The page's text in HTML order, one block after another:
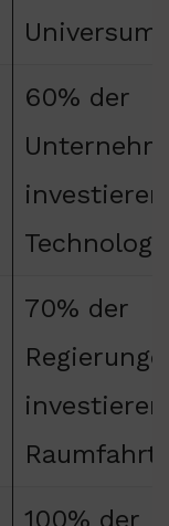
Universum
60% der
70% der
Raumfahrt
100% der